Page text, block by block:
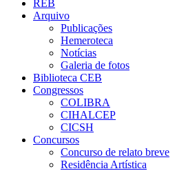
REB
Arquivo
Publicações
Hemeroteca
Notícias
Galeria de fotos
Biblioteca CEB
Congressos
COLIBRA
CIHALCEP
CICSH
Concursos
Concurso de relato breve
Residência Artística